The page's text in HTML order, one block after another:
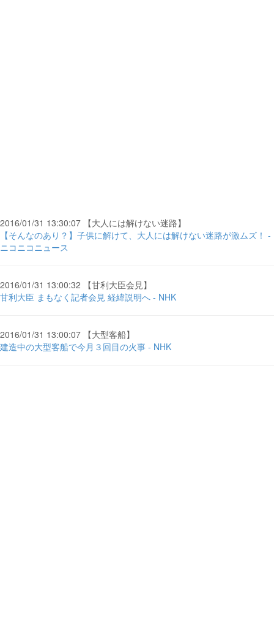
2016/01/31 13:30:07 【大人には解けない迷路】
【そんなのあり？】子供に解けて、大人には解けない迷路が激ムズ！ -
ニコニコニュース
2016/01/31 13:00:32 【甘利大臣会見】
甘利大臣 まもなく記者会見 経緯説明へ - NHK
2016/01/31 13:00:07 【大型客船】
建造中の大型客船で今月３回目の火事 - NHK